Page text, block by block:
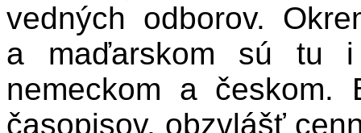
vedných odborov.
a maďarskom sú tu
nemeckom a českom.
časopisov, obzvlášť